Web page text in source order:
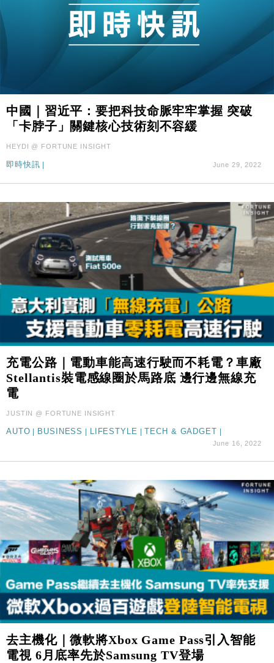
中國｜習近平：要把科技命脈牢牢掌握 突破
「卡脖子」關鍵核心技術刻不容緩
HEYDI @ FORTUNE INSIGHT
即時快訊 June 29, 2022
充電公路｜電動車能高速行駛而不耗電？車廠
Stellantis裝電感線圈於馬路底 邊行邊無線充
電
JUSTIN @ FORTUNE INSIGHT
AUTO | BUSINESS | LIFESTYLE |TECH & GADGET |
June 16, 2022
去主機化｜微軟將Xbox Game Pass引入智能
電視 6月底率先於Samsung TV登場